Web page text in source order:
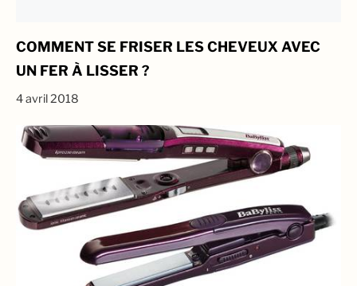
COMMENT SE FRISER LES CHEVEUX AVEC
UN FER À LISSER ?
4 avril 2018